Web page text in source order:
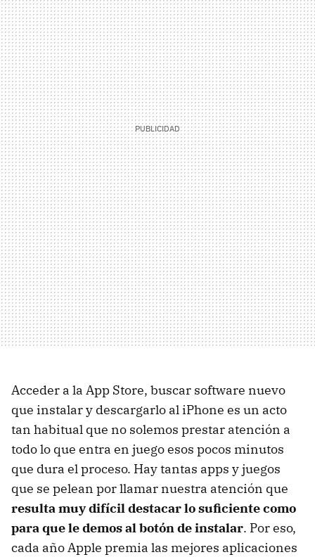
Acceder a la App Store, buscar software nuevo
que instalar y descargarlo al iPhone es un acto
tan habitual que no solemos prestar atención a
todo lo que entra en juego esos pocos minutos
que dura el proceso. Hay tantas apps y juegos
que se pelean por llamar nuestra atención que
resulta muy difícil destacar lo suficiente como
para que le demos al botón de instalar. Por eso,
cada año Apple premia las mejores aplicaciones